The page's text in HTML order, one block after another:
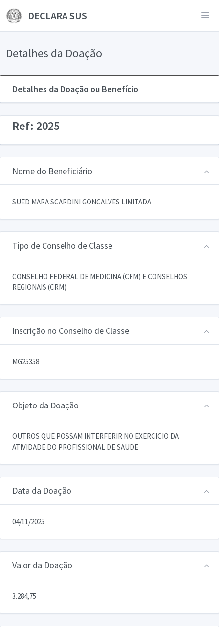
DECLARA SUS
Detalhes da Doação
Detalhes da Doação ou Benefício
Ref: 2025
Nome do Beneficiário
SUED MARA SCARDINI GONCALVES LIMITADA
Tipo de Conselho de Classe
CONSELHO FEDERAL DE MEDICINA (CFM) E CONSELHOS
REGIONAIS (CRM)
Inscrição no Conselho de Classe
MG25358
Objeto da Doação
OUTROS QUE POSSAM INTERFERIR NO EXERCICIO DA
ATIVIDADE DO PROFISSIONAL DE SAUDE
Data da Doação
04/11/2025
Valor da Doação
3.284,75